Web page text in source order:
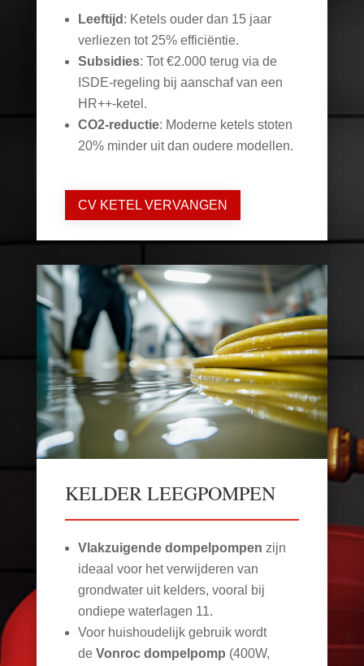
Leeftijd : Ketels ouder dan 15 jaar
verliezen tot 25% efficiëntie.
Subsidies: Tot €2.000 terug via de
ISDE-regeling bij aanschaf van een
HR++-ketel.
CO2-reductie: Moderne ketels stoten
20% minder uit dan oudere modellen.
CV KETEL VERVANGEN
KELDER LEEGPOMPEN
Vlakzuigende dompelpompen zijn
ideaal voor het verwijderen van
grondwater uit kelders, vooral bij
ondiepe waterlagen 11.
Voor huishoudelijk gebruik wordt
de Vonroc dompelpomp (400W,